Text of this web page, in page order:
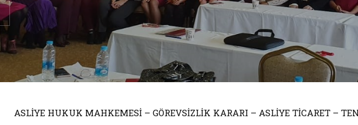
6102 S TTK 5/A KAPSAMINDA İTİRAZIN İPTALİ DAVALARI DAVA ŞARTIDIR.